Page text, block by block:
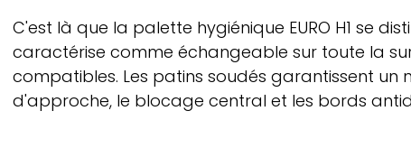
C'est là que la palette hygiénique EURO H1 se
caractérise comme échangeable sur toute la
compatibles. Les patins soudés garantissent un
d'approche, le blocage central et les bords